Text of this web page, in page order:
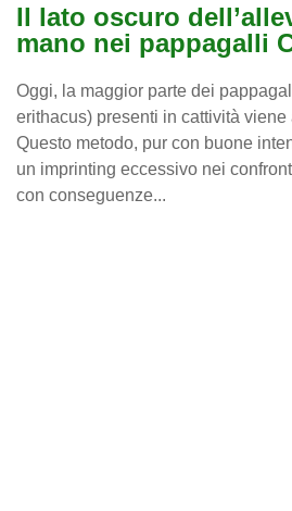
Il lato oscuro
mano nei pappagalli
Oggi, la maggior parte dei
erithacus) presenti in cattività viene
Questo metodo, pur con buone
un imprinting eccessivo nei
con conseguenze...